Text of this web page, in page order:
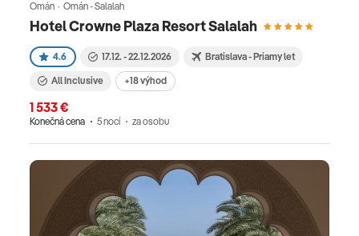
Hotel Crowne Plaza Resort Salalah
Omán · Omán - Salalah
4.6 17.12. - 22.12.2026 Bratislava - Priamy let
All Inclusive +18 výhod
1 533 €
Konečná cena 5 nocí za osobu